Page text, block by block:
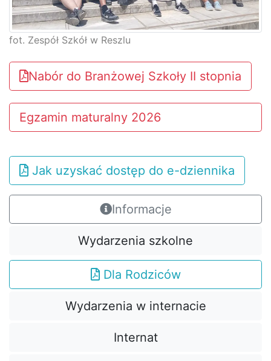
fot. Zespół Szkół w Reszlu
Nabór do Branżowej Szkoły II stopnia
Egzamin maturalny 2026
Jak uzyskać dostęp do e-dziennika
Informacje
Wydarzenia szkolne
Dla Rodziców
Wydarzenia w internacie
Internat